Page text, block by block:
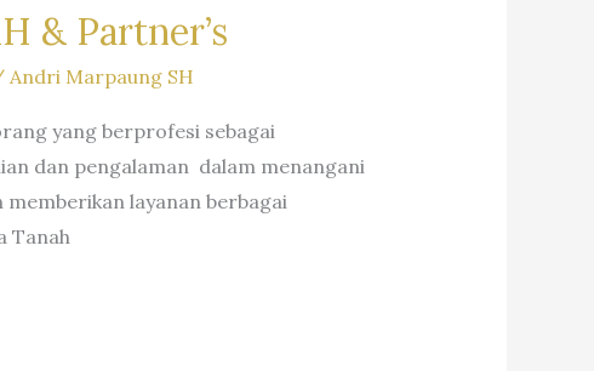
& Partner’s
Andri Marpaung SH
yang berprofesi sebagai
dan pengalaman dalam menangani
layanan berbagai
Tanah